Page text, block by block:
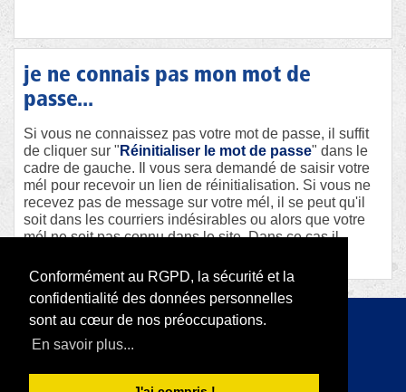
Conformément au RGPD, la sécurité et la
confidentialité des données personnelles
sont au cœur de nos préoccupations.
En savoir plus...
je ne connais pas mon mot de
passe...
Si vous ne connaissez pas votre mot de passe, il suffit
de cliquer sur " Réinitialiser le mot de passe" dans le
cadre de gauche. Il vous sera demandé de saisir votre
mél pour recevoir un lien de réinitialisation. Si vous ne
recevez pas de message sur votre mél, il se peut qu'il
soit dans les courriers indésirables ou alors que votre
mél ne soit pas connu dans le site. Dans ce cas il
Copyright 2026 par RODI Platform
|